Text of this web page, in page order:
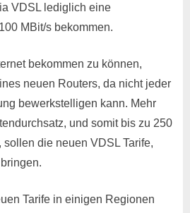
bis
250
MBit/s
kommen
VDSL lediglich eine
MBit/s bekommen.
bekommen zu können,
neuen Routers, da nicht jeder
bewerkstelligen kann. Mehr
und somit bis zu 250
sollen die neuen VDSL Tarife,
Tarife in einigen Regionen